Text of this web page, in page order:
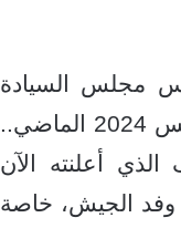
مجلس السيادة
البرهان حينما عزف عن الانخراط في جولة المفاوضات بسويسرا أغسطس 2024 الماضي..
أعلنته الآن
وفد الجيش، خاصة